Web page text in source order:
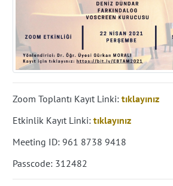
Zoom Toplantı Kayıt Linki: tıklayınız
Etkinlik Kayıt Linki: tıklayınız
Meeting ID: 961 8738 9418
Passcode: 312482